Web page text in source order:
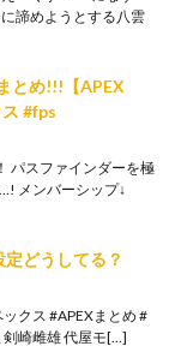
諦めようとする八雲
とめ!!!【APEX
#fps
パスファインダーを極
メンバーシップ↓
定どうしてる？
クス #APEXまとめ #
剣崎雌雄 代屋モ[…]